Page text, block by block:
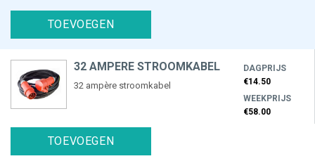
TOEVOEGEN
32 AMPERE STROOMKABEL
32 ampère stroomkabel
DAGPRIJS
€14.50
WEEKPRIJS
€58.00
TOEVOEGEN